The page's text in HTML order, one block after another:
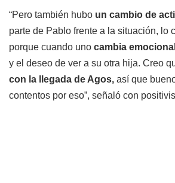
“Pero también hubo un cambio de
parte de Pablo frente a la situación, lo
porque cuando uno cambia
y el deseo de ver a su otra hija. Creo
con la llegada de Agos, así que
contentos por eso”, señaló con